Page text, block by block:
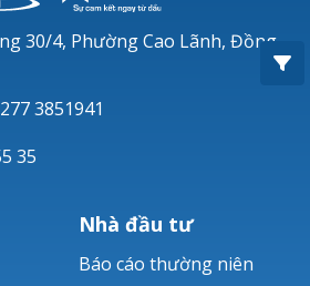
30/4, Phường Cao Lãnh, Đồng
3851941
35
Nhà đầu tư
Báo cáo thường niên